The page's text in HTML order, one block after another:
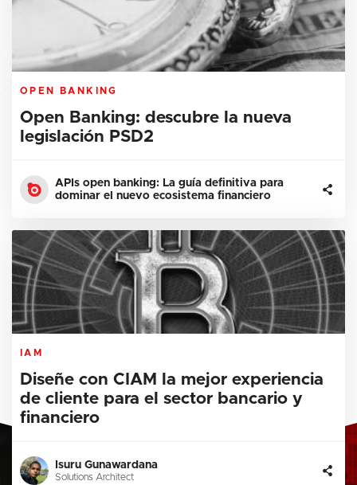
OPEN BANKING
Open Banking: descubre la nueva
legislación PSD2
APIs open banking: La guía definitiva para
dominar el nuevo ecosistema financiero
IAM
Diseñe con CIAM la mejor experiencia
de cliente para el sector bancario y
financiero
Isuru Gunawardana
Solutions Architect